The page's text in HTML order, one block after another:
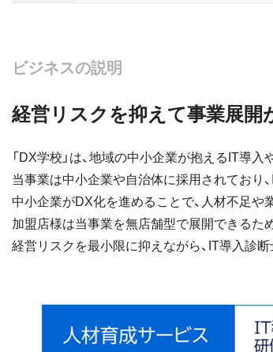
ビジネスの説明
経営リスクを抑えて事業展開
「DX学校」は、地域の中小企業が抱えるIT導
当事業は中小企業や自治体に採用されており
中小企業がDX化を進めることで、人材不足や
加盟店様は当事業を無店舗型で展開できるた
経営リスクを最小限に抑えながら、IT導入診